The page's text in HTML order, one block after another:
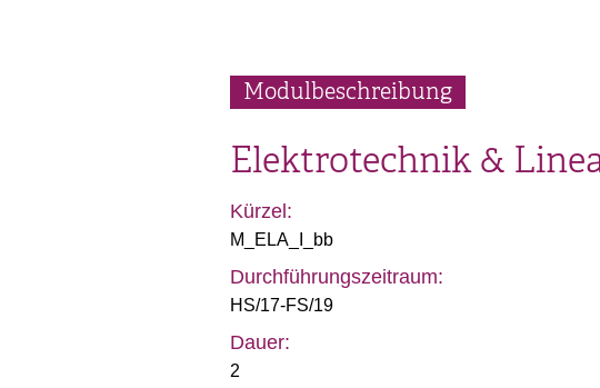
Modulbeschreibung
Elektrotechnik &
Kürzel:
M_ELA_I_bb
Durchführungszeitraum:
HS/17-FS/19
Dauer:
2